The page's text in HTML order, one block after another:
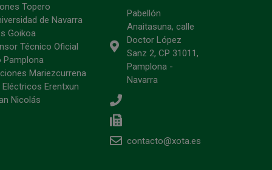
Topero
de Navarra
Goikoa
Técnico Oficial
Pamplona
Mariezcurrena
Erentxun
Nicolás
Pabellón
Anaitasuna, calle
Doctor López
Sanz 2, CP 31011,
Pamplona -
Navarra
contacto@xota.es